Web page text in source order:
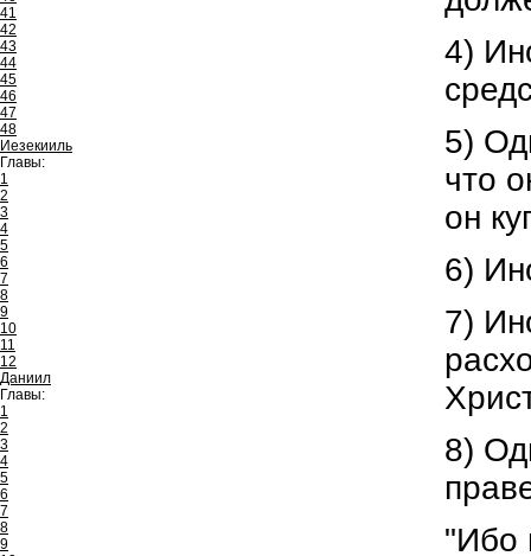
41
42
43
44
45
46
47
48
Иезекииль
Главы:
1
2
3
4
5
6
7
8
9
10
11
12
Даниил
Главы:
1
2
3
4
5
6
7
8
9
4)
5)
что
он
6)
7)
8)
"Ибо